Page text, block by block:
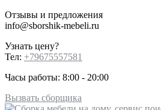
Отзывы и предложения
info@sborshik-mebeli.ru
Узнать цену?
Тел: +79675557581
Часы работы: 8:00 - 20:00
Вызвать сборщика